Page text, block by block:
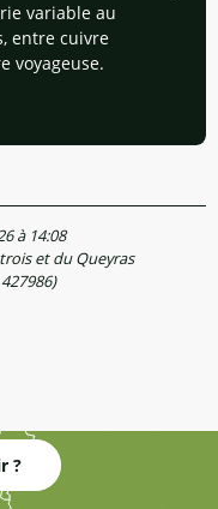
variable au
entre cuivre
voyageuse.
à 14:08
et du Queyras
427986)
?